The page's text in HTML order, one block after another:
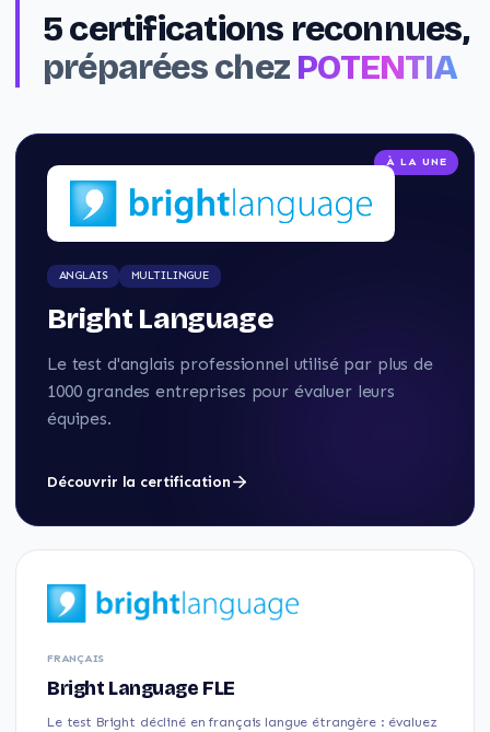
5certifications reconnues,
préparées chez POTENTIA
À LA UNE
ANGLAIS MULTILINGUE
Bright Language
Le test d'anglais professionnel utilisé par plus de
1000 grandes entreprises pour évaluer leurs
équipes.
Découvrir la certification
FRANÇAIS
Bright Language FLE
Le test Bright décliné en français langue étrangère : évaluez